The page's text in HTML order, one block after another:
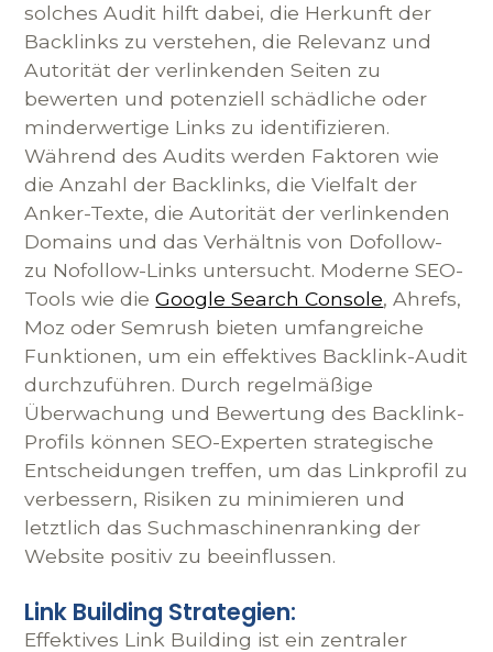
solches Audit hilft dabei, die Herkunft der
Backlinks zu verstehen, die Relevanz und
Autorität der verlinkenden Seiten zu
bewerten und potenziell schädliche oder
minderwertige Links zu identifizieren.
Während des Audits werden Faktoren wie
die Anzahl der Backlinks, die Vielfalt der
Anker-Texte, die Autorität der verlinkenden
Domains und das Verhältnis von Dofollow-
zu Nofollow-Links untersucht. Moderne SEO-
Tools wie dieGoogle Search Console, Ahrefs,
Moz oder Semrush bieten umfangreiche
Funktionen, um ein effektives Backlink-Audit
durchzuführen. Durch regelmäßige
Überwachung und Bewertung des Backlink-
Profils können SEO-Experten strategische
Entscheidungen treffen, um das Linkprofil zu
verbessern, Risiken zu minimieren und
letztlich das Suchmaschinenranking der
Website positiv zu beeinflussen.
Link Building Strategien:
Effektives Link Building ist ein zentraler